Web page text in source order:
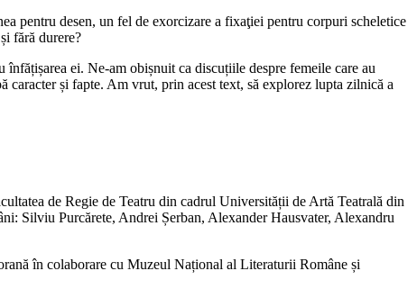
pentru desen, un fel de exorcizare a fixaţiei pentru corpuri scheletice
fără durere?
ei. Ne-am obișnuit ca discuțiile despre femeile care au
caracter și fapte. Am vrut, prin acest text, să explorez lupta zilnică a
de Regie de Teatru din cadrul Universității de Artă Teatrală din
Silviu Purcărete, Andrei Șerban, Alexander Hausvater, Alexandru
în colaborare cu Muzeul Național al Literaturii Române și